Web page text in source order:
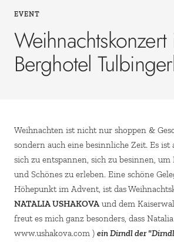
EVENT
Weihnachtskonzert
Berghotel
Weihnachten ist nicht nur shoppen &
sondern auch eine besinnliche Zeit. Es ist
sich zu entspannen, sich zu besinnen,
und Schönes zu erleben. Eine schöne
Höhepunkt im Advent, ist das
NATALIA USHAKOVAund dem
freut es mich ganz besonders, dass
www.ushakova.com ) ein Dirndl der